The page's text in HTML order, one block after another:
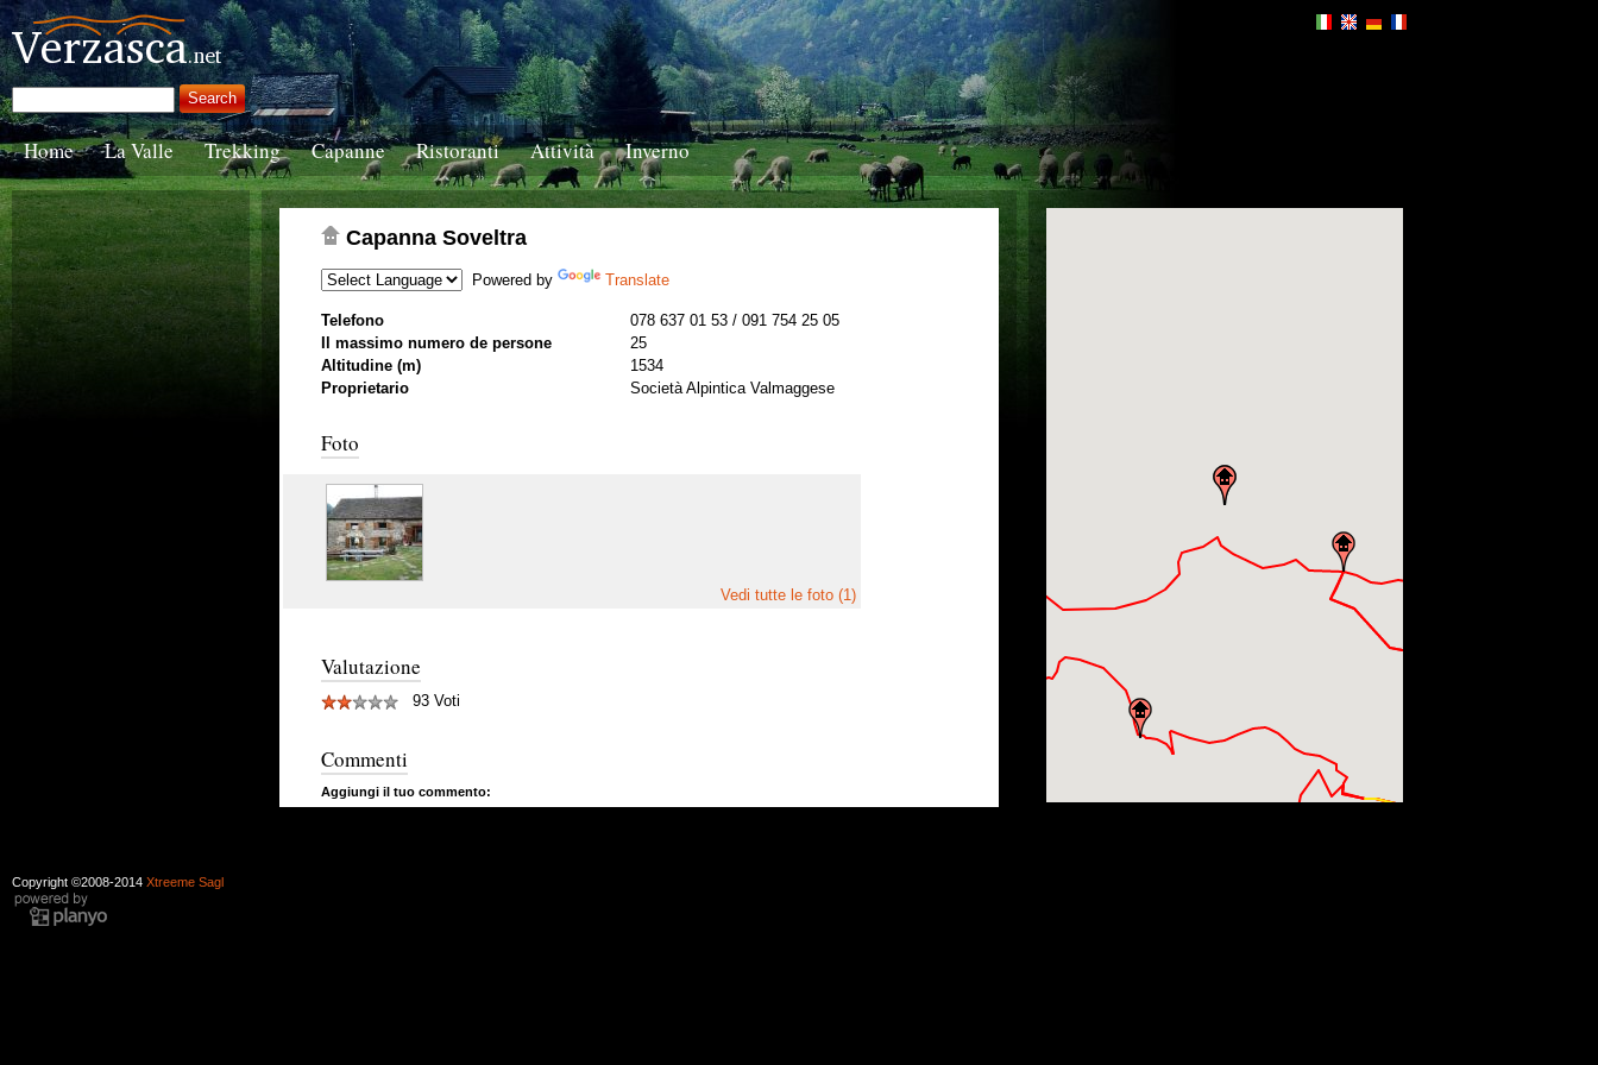
Home La Valle Trekking Capanne Ristoranti Attività Inverno
Capanna Soveltra
Powered by Translate
Telefono
078 637 01 53 / 091 754 25 05
Il massimo numero de persone
25
Altitudine (m)
1534
Proprietario
Società Alpintica Valmaggese
Foto
Vedi tutte le foto (1)
Valutazione
93 Voti
Commenti
Aggiungi il tuo commento:
Copyright ©2008-2014 Xtreeme Sagl